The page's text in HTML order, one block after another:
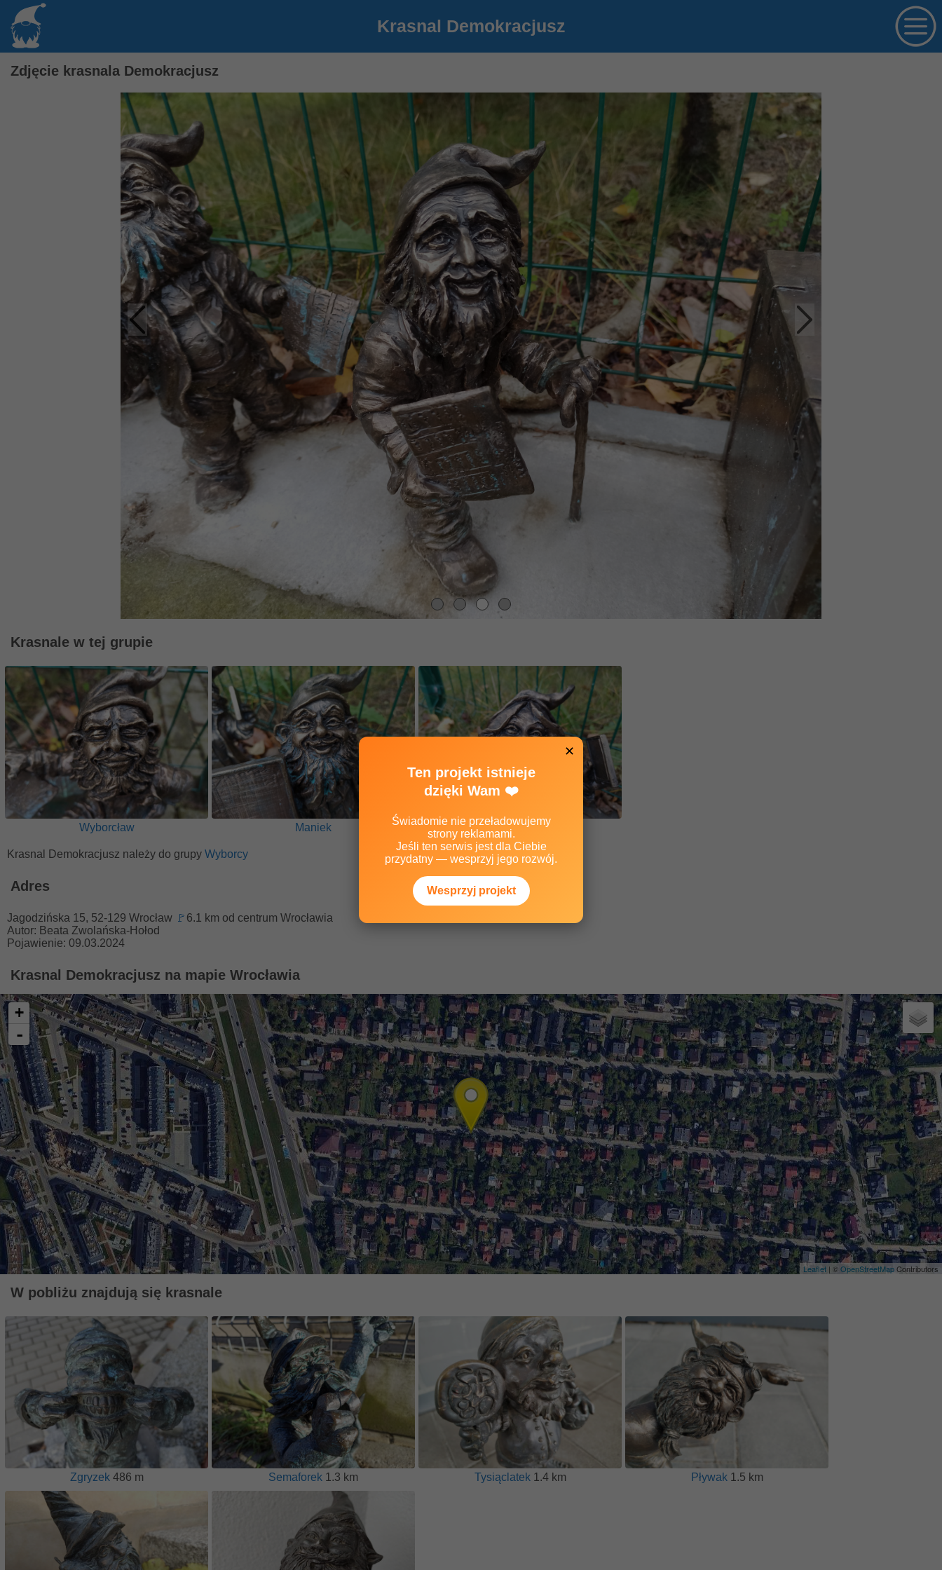
Krasnal Demokracjusz
Zdjęcie krasnala Demokracjusz
Krasnale w tej grupie
Wyborcław Maniek Jagodzianka
Krasnal Demokracjusz należy do grupy Wyborcy
Adres
Jagodzińska 15, 52-129 Wrocław 🚩 6.1 km od centrum Wrocławia
Autor: Beata Zwolańska-Hołod
Pojawienie: 09.03.2024
Krasnal Demokracjusz na mapie Wrocławia
+
-
Leaflet | ©OpenStreetMapContributors
W pobliżu znajdują się krasnale
Zgryzek486 m Semaforek 1.3 km Tysiąclatek1.4 km Pływak1.5 km
✕
Ten projekt istnieje
dzięki Wam ❤️
Świadomie nie przeładowujemy
strony reklamami.
Jeśli ten serwis jest dla Ciebie
przydatny — wesprzyj jego rozwój.
Wesprzyj projekt